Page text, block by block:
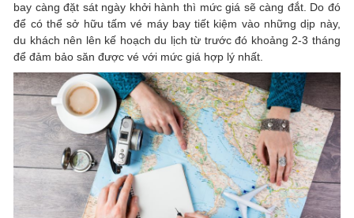
bay càng đặt sát ngày khởi hành thì mức giá sẽ càng đắt. Do đó
để có thể sở hữu tấm vé máy bay tiết kiệm vào những dịp này,
du khách nên lên kế hoạch du lịch từ trước đó khoảng 2-3 tháng
để đảm bảo săn được vé với mức giá hợp lý nhất.